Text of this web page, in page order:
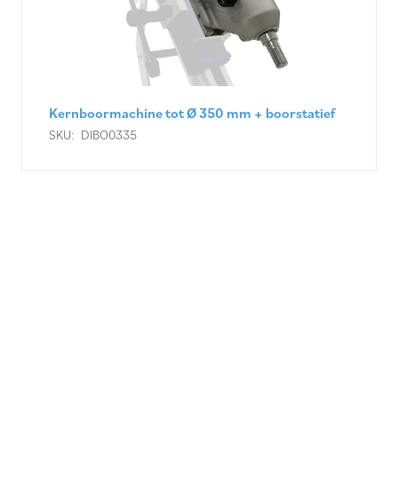
Kernboormachine tot Ø 350 mm + boorstatief
SKU: DIBO0335